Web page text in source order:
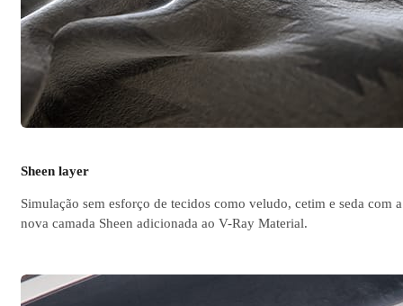
Sheen layer
Simulação sem esforço de tecidos como veludo, cetim e seda com a
nova camada Sheen adicionada ao V-Ray Material.